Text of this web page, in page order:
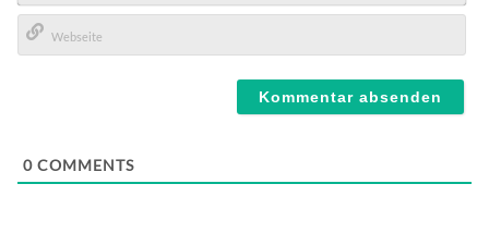
E-
Mail*
0 COMMENTS